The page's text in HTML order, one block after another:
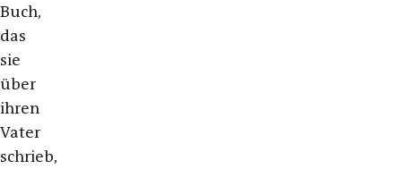
Buch,
das
sie
über
ihren
Vater
schrieb,